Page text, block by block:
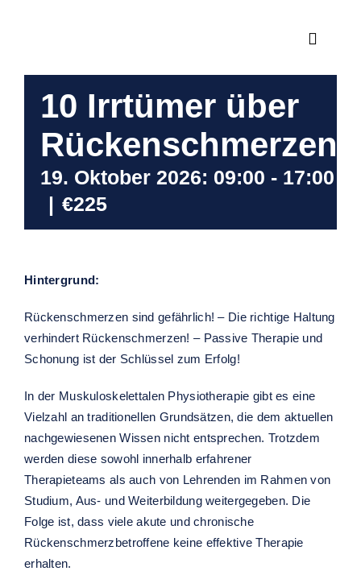
Toggle
10 Irrtümer über
Rückenschmerzen
19. Oktober 2026: 09:00 - 17:00
| €225
Hintergrund:
Rückenschmerzen sind gefährlich! – Die richtige Haltung
verhindert Rückenschmerzen! – Passive Therapie und
Schonung ist der Schlüssel zum Erfolg!
In der Muskuloskelettalen Physiotherapie gibt es eine
Vielzahl an traditionellen Grundsätzen, die dem aktuellen
nachgewiesenen Wissen nicht entsprechen. Trotzdem
werden diese sowohl innerhalb erfahrener
Therapieteams als auch von Lehrenden im Rahmen von
Studium, Aus- und Weiterbildung weitergegeben. Die
Folge ist, dass viele akute und chronische
Rückenschmerzbetroffene keine effektive Therapie
erhalten.